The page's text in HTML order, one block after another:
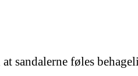
sandalerne føles